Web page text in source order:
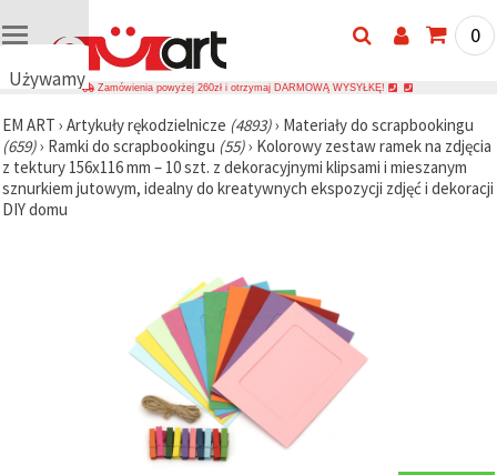
Używamy
cookie
🍪
Używamy
plików
cookie i
0
Zamówienia powyżej 260zł i otrzymaj DARMOWĄ WYSYŁKĘ!
EM ART › Artykuły rękodzielnicze (4893)› Materiały do scrapbookingu
(659)› Ramki do scrapbookingu (55)› Kolorowy zestaw ramek na zdjęcia
z tektury 156x116 mm – 10 szt. z dekoracyjnymi klipsami i mieszanym
sznurkiem jutowym, idealny do kreatywnych ekspozycji zdjęć i dekoracji
DIY domu